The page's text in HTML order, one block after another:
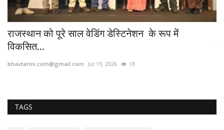
राजस्थान को पूरे साल वेडिंग डेस्टिनेशन के रूप में
विकसित...
bhavtarini.com@gmail.com Jul 19, 2026 18
TAGS